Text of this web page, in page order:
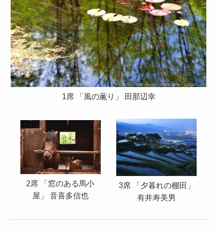
1席 「風の薫り」 田那辺幸
2席 「窓のある馬小
屋」 音喜多信也
3席 「夕暮れの棚田」
有井寿美男